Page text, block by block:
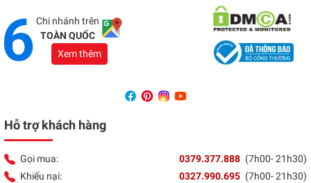
Chi nhánh trên
TOÀN QUỐC
Xem thêm
Hỗ trợ khách hàng
Gọi mua: 0379.377.888 (7h00- 21h30)
Khiếu nại:
0327.990.695 (7h00- 21h30)